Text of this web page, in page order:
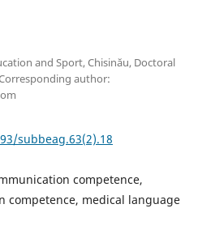
and Sport, Chisinău, Doctoral
author:
subbeag.63(2).18
competence,
competence, medical language